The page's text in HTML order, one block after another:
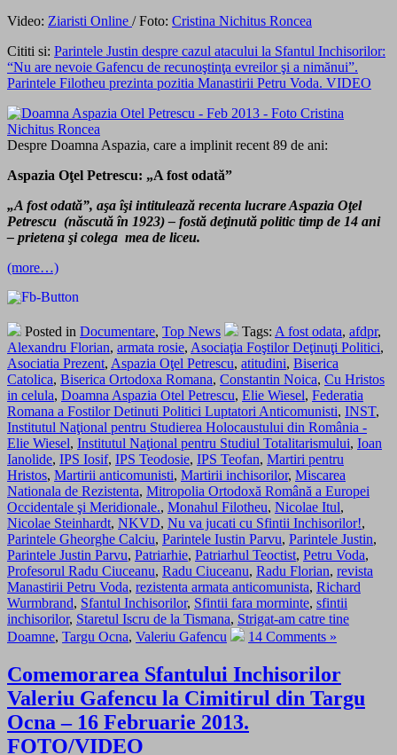
Video: Ziaristi Online / Foto: Cristina Nichitus Roncea
Cititi si: Parintele Justin despre cazul atacului la Sfantul Inchisorilor:
“Nu are nevoie Gafencu de recunoştinţa evreilor şi a nimănui”.
Parintele Filotheu prezinta pozitia Manastirii Petru Voda. VIDEO
Despre Doamna Aspazia, care a implinit recent 89 de ani:
Aspazia Oţel Petrescu: „A fost odată”
„A fost odată”, aşa îşi intitulează recenta lucrare Aspazia Oţel
Petrescu (născută în 1923) – fostă deţinută politic timp de 14 ani
– prietena şi colega mea de liceu.
(more…)
Posted in Documentare, Top News Tags: A fost odata, afdpr,
Alexandru Florian, armata rosie, Asociaţia Foştilor Deţinuţi Politici,
Asociatia Prezent, Aspazia Oţel Petrescu, atitudini, Biserica
Catolica, Biserica Ortodoxa Romana, Constantin Noica, Cu Hristos
in celula, Doamna Aspazia Otel Petrescu, Elie Wiesel, Federatia
Romana a Fostilor Detinuti Politici Luptatori Anticomunisti, INST,
Institutul Naţional pentru Studierea Holocaustului din România -
Elie Wiesel, Institutul Naţional pentru Studiul Totalitarismului, Ioan
Ianolide, IPS Iosif, IPS Teodosie, IPS Teofan, Martiri pentru
Hristos, Martirii anticomunisti, Martirii inchisorilor, Miscarea
Nationala de Rezistenta, Mitropolia Ortodoxă Română a Europei
Occidentale şi Meridionale., Monahul Filotheu, Nicolae Itul,
Nicolae Steinhardt, NKVD, Nu va jucati cu Sfintii Inchisorilor!,
Parintele Gheorghe Calciu, Parintele Iustin Parvu, Parintele Justin,
Parintele Justin Parvu, Patriarhie, Patriarhul Teoctist, Petru Voda,
Profesorul Radu Ciuceanu, Radu Ciuceanu, Radu Florian, revista
Manastirii Petru Voda, rezistenta armata anticomunista, Richard
Wurmbrand, Sfantul Inchisorilor, Sfintii fara morminte, sfintii
inchisorilor, Staretul Iscru de la Tismana, Strigat-am catre tine
Doamne, Targu Ocna, Valeriu Gafencu 14 Comments »
Comemorarea Sfantului Inchisorilor
Valeriu Gafencu la Cimitirul din Targu
Ocna – 16 Februarie 2013.
FOTO/VIDEO